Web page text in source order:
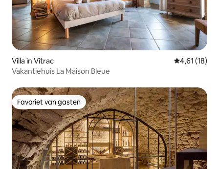
Villa in Vitrac Gemiddelde
4,61 (18)
Vakantiehuis La Maison Bleue
Favoriet van gasten
Favoriet van gasten